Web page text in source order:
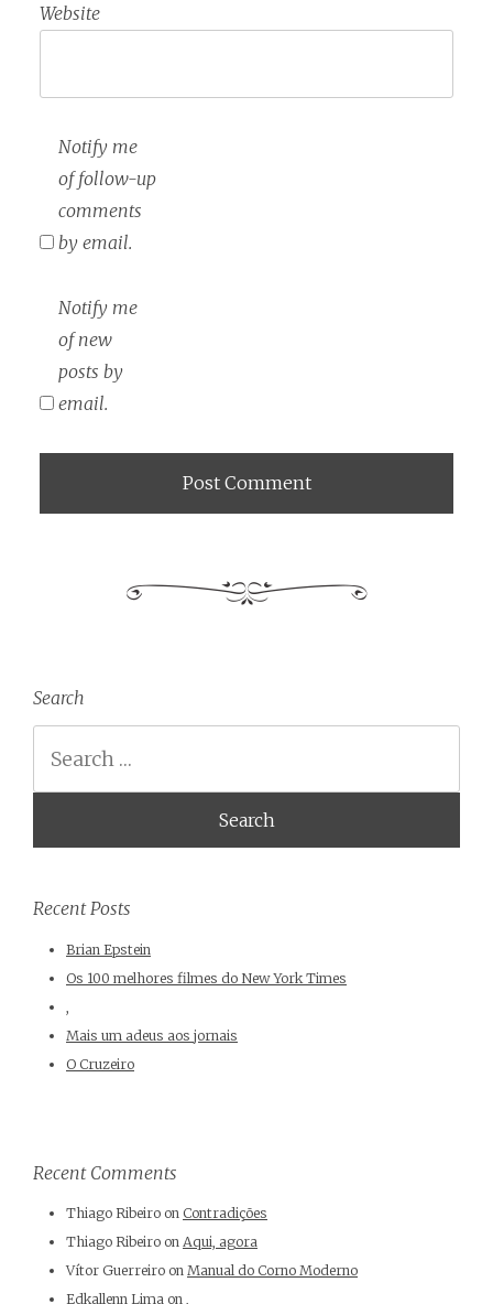
Website
Notify me
of follow-up
comments
by email.
Notify me
of new
posts by
email.
Search
Recent Posts
Brian Epstein
Os 100 melhores filmes do New York Times
Mais um adeus aos jornais
O Cruzeiro
Recent Comments
Thiago Ribeiro on Contradições
Thiago Ribeiro on Aqui, agora
Vítor Guerreiro on Manual do Corno Moderno
Edkallenn Lima on ,